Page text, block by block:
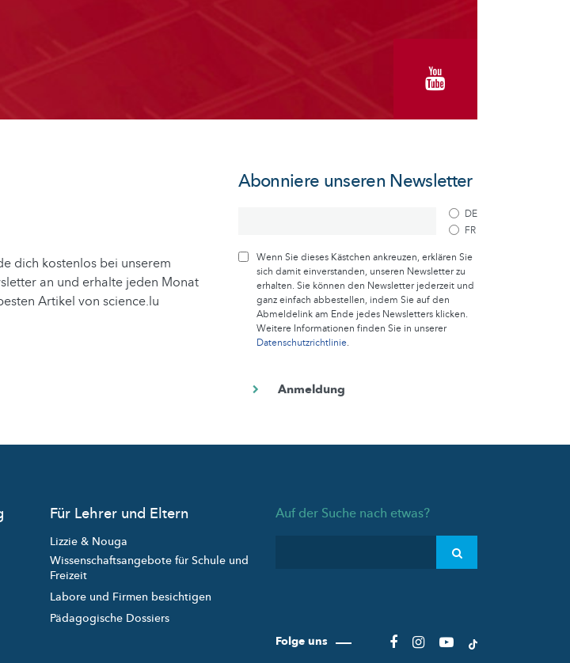
dich kostenlos bei unserem
an und erhalte jeden Monat
Artikel von science.lu
Abonniere unseren Newsletter
DE
FR
Wenn Sie dieses Kästchen ankreuzen, erklären Sie
sich damit einverstanden, unseren Newsletter zu
erhalten. Sie können den Newsletter jederzeit und
ganz einfach abbestellen, indem Sie auf den
Abmeldelink am Ende jedes Newsletters klicken.
Weitere Informationen finden Sie in unserer
Datenschutzrichtlinie.
Für Lehrer und Eltern
Lizzie & Nouga
Wissenschaftsangebote für Schule und
Freizeit
Labore und Firmen besichtigen
Pädagogische Dossiers
Auf der Suche nach etwas?
Folge uns